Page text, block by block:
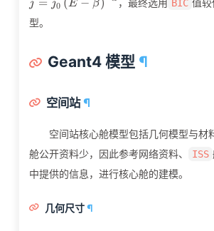
j = j0 (E − β) ，最终选用 BIC 值
型。
Geant4 模型 ¶
空间站¶
空间站核心舱模型包括几何模型与材
舱公开资料少，因此参考网络资料、
ISS
中提供的信息，进行核心舱的建模。
几何尺寸¶